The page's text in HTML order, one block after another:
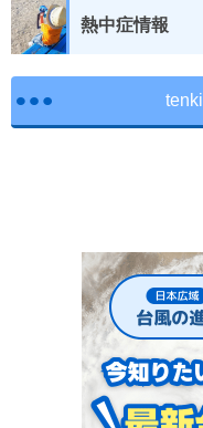
熱中症情報